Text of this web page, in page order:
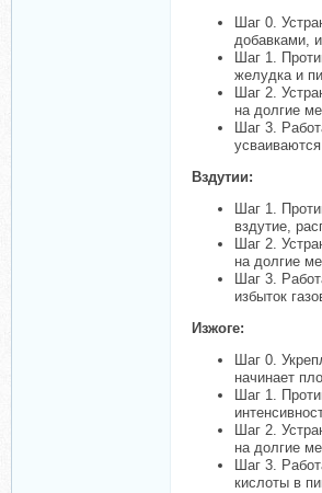
Шаг 0.
добавками,
Шаг 1.
желудка и
Шаг 2.
на долгие
Шаг 3.
Вздутии:
Шаг 1.
вздутие,
Шаг 2.
на долгие
Шаг 3.
избыток
Изжоге:
Шаг 0.
начинает
Шаг 1.
Шаг 2.
на долгие
Шаг 3.
кислоты в